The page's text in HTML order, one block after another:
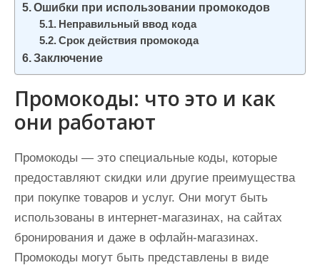
Ошибки при использовании промокодов
Неправильный ввод кода
Срок действия промокода
Заключение
Промокоды: что это и как
они работают
Промокоды — это специальные коды, которые
предоставляют скидки или другие преимущества
при покупке товаров и услуг. Они могут быть
использованы в интернет-магазинах, на сайтах
бронирования и даже в офлайн-магазинах.
Промокоды могут быть представлены в виде